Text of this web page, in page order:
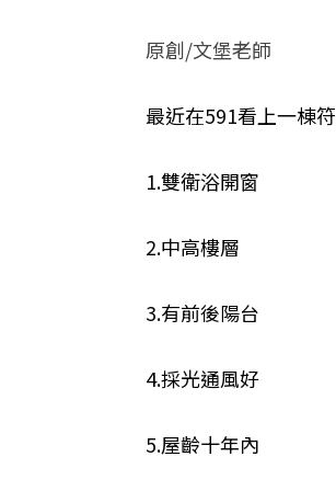
原創/文堡老師
最近在591看上一棟
1.雙衛浴開窗
2.中高樓層
3.有前後陽台
4.採光通風好
5.屋齡十年內